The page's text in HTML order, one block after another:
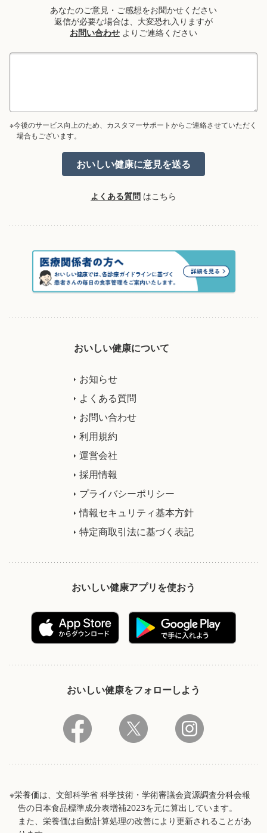
あなたのご意見・ご感想をお聞かせください
返信が必要な場合は、大変恐れ入りますが
お問い合わせ よりご連絡ください
※今後のサービス向上のため、カスタマーサポートからご連絡させていただく
場合もございます。
よくある質問 はこちら
おいしい健康について
お知らせ
よくある質問
お問い合わせ
利用規約
運営会社
採用情報
プライバシーポリシー
情報セキュリティ基本方針
特定商取引法に基づく表記
おいしい健康アプリを使おう
おいしい健康をフォローしよう
※栄養価は、文部科学省 科学技術・学術審議会資源調査分科会報
告の日本食品標準成分表増補2023を元に算出しています。
また、栄養価は自動計算処理の改善により更新されることがあ